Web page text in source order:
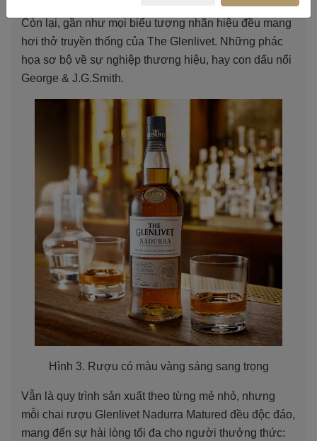
Còn lại, gần như mọi biểu tượng nhãn hiệu đều mang
hơi thở truyền thống của The Glenlivet. Những phác
họa sơ bộ về sự nghiệp thương hiệu, hay con dấu nổi
George & J.G.Smith.
Hình 3. Rượu có màu vàng sáng sang trọng
Vẫn là quy trình sản xuất theo từng mẻ nhỏ, nhưng
mỗi chai rượu Glenlivet Nadurra Matured đều độc đáo,
mang đến sự hài lòng tối đa cho người thưởng thức: